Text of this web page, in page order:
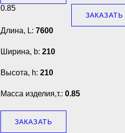
0.85
ЗАКАЗАТЬ
Длина, L: 7600
Ширина, b: 210
Высота, h: 210
Масса изделия,т.: 0.85
ЗАКАЗАТЬ